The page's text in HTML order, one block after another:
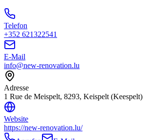
Telefon
+352 621322541
E-Mail
info@new-renovation.lu
Adresse
1 Rue de Meispelt, 8293, Keispelt (Keespelt)
Website
https://new-renovation.lu/